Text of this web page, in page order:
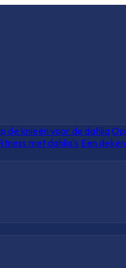
de knieën voor de dahlia
met dahlia's Een